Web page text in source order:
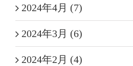
2024年4月 (7)
2024年3月 (6)
2024年2月 (4)